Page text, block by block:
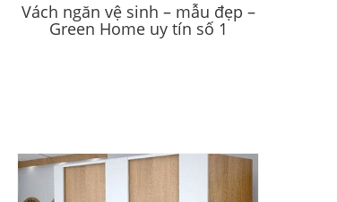
Vách ngăn vệ sinh – mẫu đẹp –
Green Home uy tín số 1